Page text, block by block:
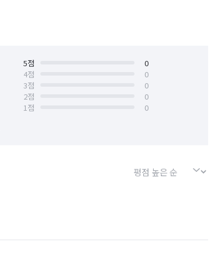
5점
0
4점
0
3점
0
2점
0
1점
0